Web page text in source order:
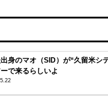
身のマオ（SID）が“久留米シ
で来るらしいよ